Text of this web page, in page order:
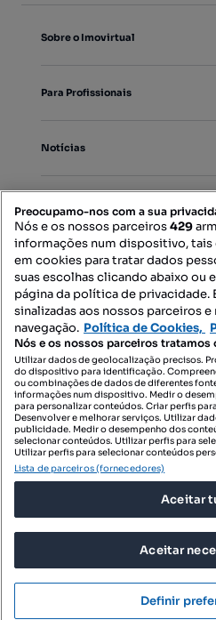
Sobre o Imovirtual
Para Profissionais
Notícias
Mapa do Site
Contacte-nos
SIGA-
© 2026 Imovirtual.com,
TERMOS DE
POLÍTICA DE
Preocupamo-nos com a sua
Nós e os nossos parceiros429
informações num dispositivo,
em cookies para tratar dados
suas escolhas clicando abaixo ou
página da política de privacidade.
sinalizadas aos nossos parceiros
navegação. Política de Cookies,
Nós e os nossos parceiros tratamos
Utilizar dados de geolocalização precisos.
do dispositivo para identificação.
ou combinações de dados de diferentes
informações num dispositivo. Medir o
para personalizar conteúdos. Criar perfis
Desenvolver e melhorar serviços. Utilizar
publicidade. Medir o desempenho dos
selecionar conteúdos. Utilizar perfis para
Utilizar perfis para selecionar conteúdos
Lista de parceiros (fornecedores)
Aceitar
Aceitar
Definir